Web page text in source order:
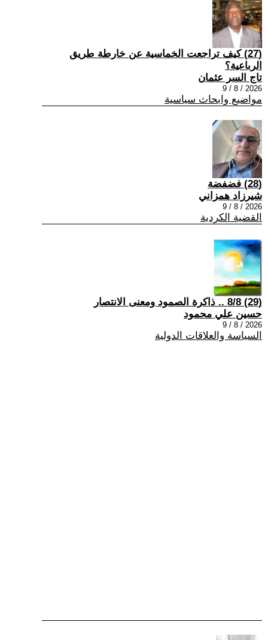
(27) كيف تراجعت الخماسية عن خارطة طريق
الرباعية؟
تاج السر عثمان
2026 / 8 / 9
مواضيع وابحاث سياسية
(28) فضفضة
شيرزاد همزاني
2026 / 8 / 9
القضية الكردية
(29) 8/8 .. ذاكرة الصمود ومعنى الانتصار
حسين علي محمود
2026 / 8 / 9
السياسة والعلاقات الدولية